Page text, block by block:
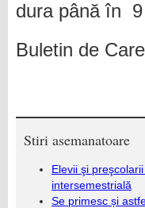
dura până în
Buletin de
Stiri asemanatoare
Elevii şi
intersemestrială
Se primesc și